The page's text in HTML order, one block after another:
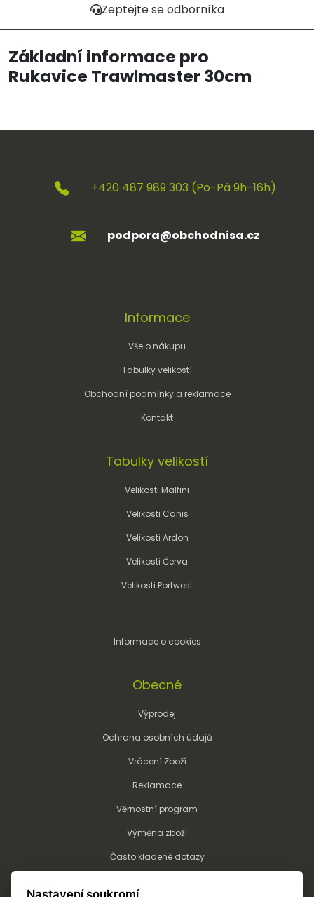
Zeptejte se odborníka
Základní informace pro
Rukavice Trawlmaster 30cm
+420 487 989 303 (Po-Pá 9h-16h)
podpora@obchodnisa.cz
Informace
Vše o nákupu
Tabulky velikostí
Obchodní podmínky a reklamace
Kontakt
Tabulky velikostí
Velikosti Malfini
Velikosti Canis
Velikosti Ardon
Velikosti Červa
Velikosti Portwest
Informace o cookies
Obecné
Výprodej
Ochrana osobních údajů
Vrácení Zboží
Reklamace
Věrnostní program
Výměna zboží
Často kladené dotazy
Nastavení soukromí